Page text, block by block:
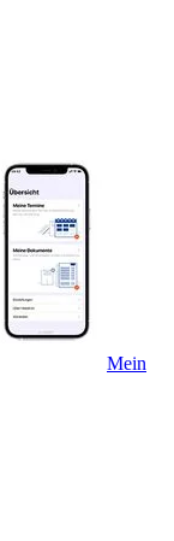
Mein